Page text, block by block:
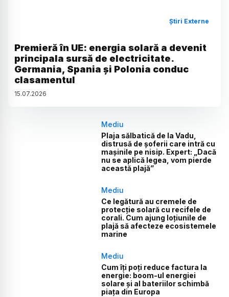
Știri Externe
Premieră în UE: energia solară a devenit
principala sursă de electricitate.
Germania, Spania și Polonia conduc
clasamentul
15.07.2026
Mediu
Plaja sălbatică de la Vadu,
distrusă de șoferii care intră cu
mașinile pe nisip. Expert: „Dacă
nu se aplică legea, vom pierde
această plajă”
Mediu
Ce legătură au cremele de
protecție solară cu recifele de
corali. Cum ajung loțiunile de
plajă să afecteze ecosistemele
marine
Mediu
Cum îți poți reduce factura la
energie: boom-ul energiei
solare și al bateriilor schimbă
piața din Europa